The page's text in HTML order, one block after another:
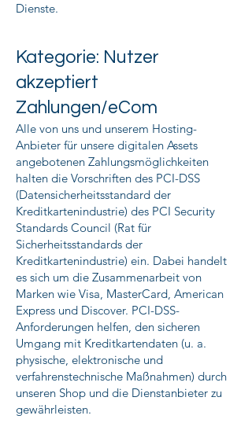
Dienste.
Kategorie: Nutzer
akzeptiert
Zahlungen/eCom
Alle von uns und unserem Hosting-
Anbieter für unsere digitalen Assets
angebotenen Zahlungsmöglichkeiten
halten die Vorschriften des PCI-DSS
(Datensicherheitsstandard der
Kreditkartenindustrie) des PCI Security
Standards Council (Rat für
Sicherheitsstandards der
Kreditkartenindustrie) ein. Dabei handelt
es sich um die Zusammenarbeit von
Marken wie Visa, MasterCard, American
Express und Discover. PCI-DSS-
Anforderungen helfen, den sicheren
Umgang mit Kreditkartendaten (u. a.
physische, elektronische und
verfahrenstechnische Maßnahmen) durch
unseren Shop und die Dienstanbieter zu
gewährleisten.